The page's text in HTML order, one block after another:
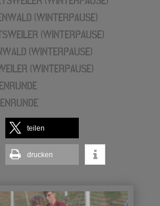
(WINTERPAUSE)
(WINTERPAUSE)
(WINTERPAUSE)
(WINTERPAUSE)
teilen
drucken